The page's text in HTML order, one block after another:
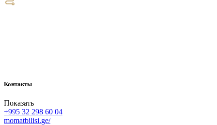
Контакты
Показать
+995 32 298 60 04
momatbilisi.ge/